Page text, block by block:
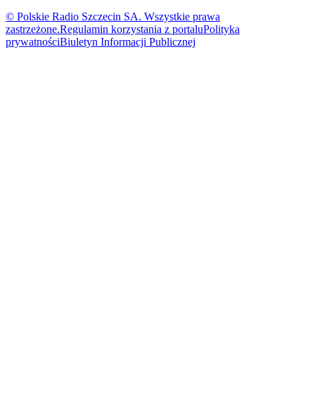
© Polskie Radio Szczecin SA. Wszystkie prawa
zastrzeżone.Regulamin korzystania z portaluPolityka
prywatnościBiuletyn Informacji Publicznej